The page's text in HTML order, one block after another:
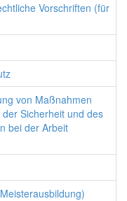
Vorschriften (für
von Maßnahmen
Sicherheit und des
bei der Arbeit